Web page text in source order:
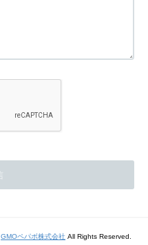
GMOペパボ株式会社 All Rights Reserved.